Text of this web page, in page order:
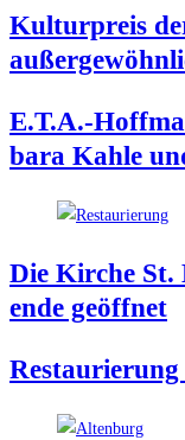
Kul­tur­preis
E.T.A.-
ba­ra Kah­le
Die Kir­che St.
en­de geöffnet